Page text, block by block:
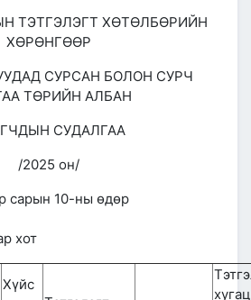
ТЭТГЭЛЭГТ ХӨТӨЛБӨРИЙН
ХӨРӨНГӨӨР
СУРСАН БОЛОН СУРЧ
ТӨРИЙН АЛБАН
СУДАЛГАА
/2025 он/
сарын 10-ны өдөр
хот
Хүйс